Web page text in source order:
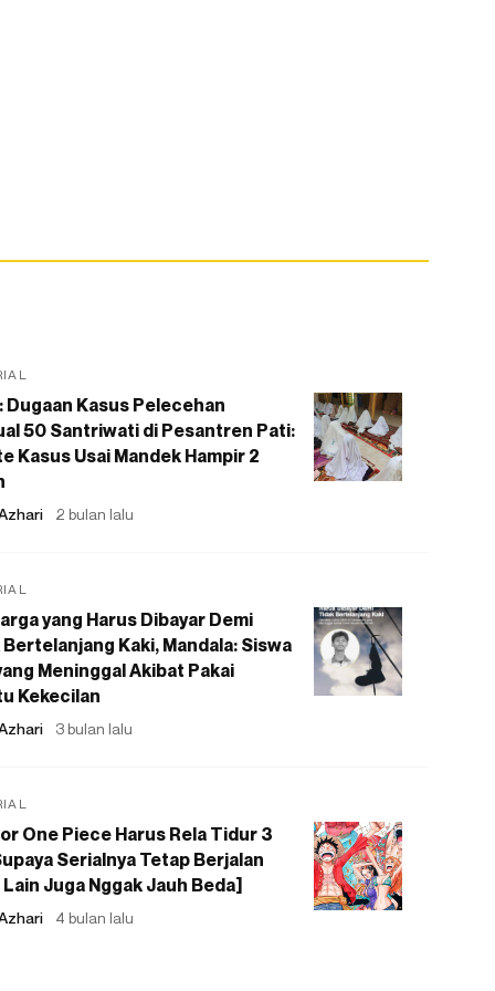
Dugaan Kasus Pelecehan
50 Santriwati di Pesantren Pati:
Kasus Usai Mandek Hampir 2
2 bulan lalu
yang Harus Dibayar Demi
Kaki, Mandala: Siswa
Meninggal Akibat Pakai
Kekecilan
3 bulan lalu
One Piece Harus Rela Tidur 3
Serialnya Tetap Berjalan
Lain Juga Nggak Jauh Beda]
4 bulan lalu